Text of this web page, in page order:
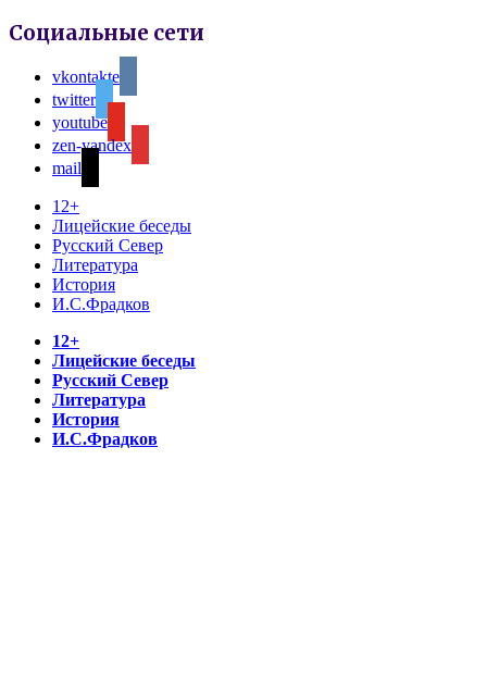
Социальные сети
vkontakte
twitter
youtube
zen-yandex
mail
12+
Лицейские беседы
Русский Север
Литература
История
И.С.Фрадков
12+
Лицейские беседы
Русский Север
Литература
История
И.С.Фрадков